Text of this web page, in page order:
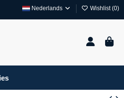
Nederlands Wishlist (0)